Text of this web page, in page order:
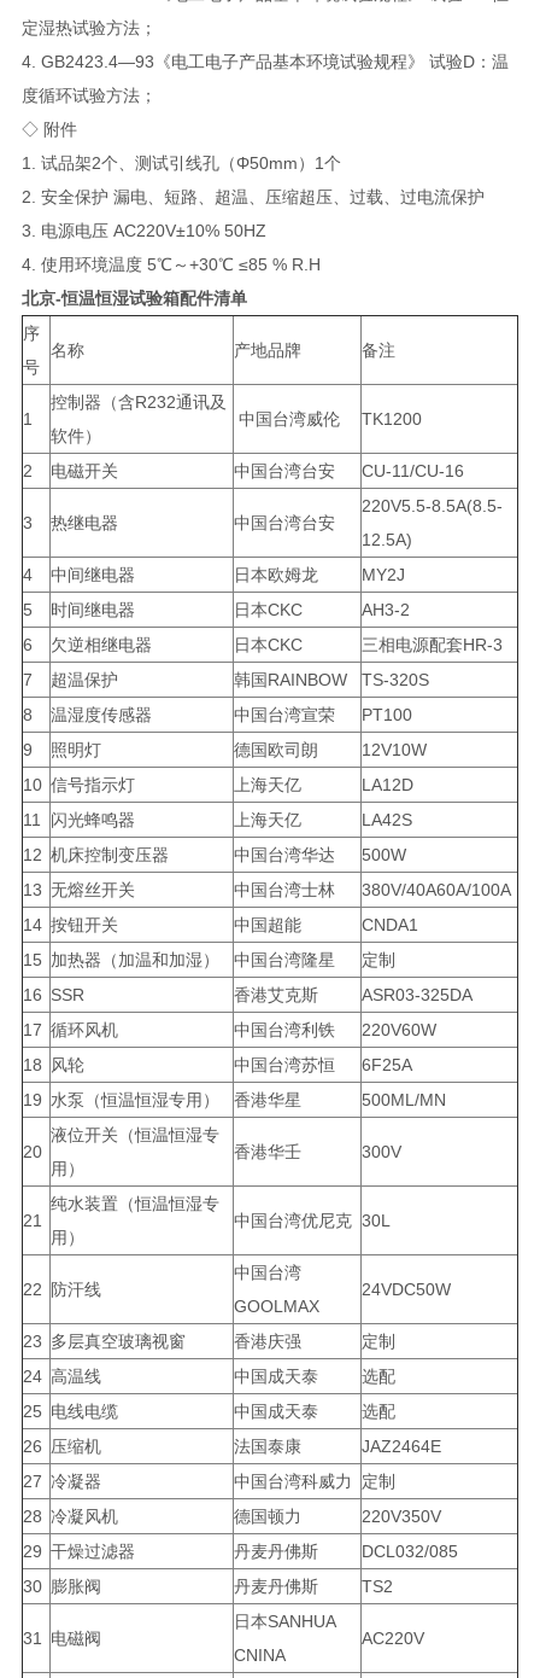
定湿热试验方法；
4. GB2423.4—93《电工电子产品基本环境试验规程》 试验D：温
度循环试验方法；
◇ 附件
1. 试品架2个、测试引线孔（Φ50mm）1个
2. 安全保护 漏电、短路、超温、压缩超压、过载、过电流保护
3. 电源电压 AC220V±10% 50HZ
4. 使用环境温度 5℃～+30℃ ≤85 % R.H
北京-恒温恒湿试验箱配件清单
序
号
名称 产地品牌 备注
1
控制器（含R232通讯及
软件）
中国台湾威伦 TK1200
2 电磁开关 中国台湾台安 CU-11/CU-16
3 热继电器 中国台湾台安
220V5.5-8.5A(8.5-
12.5A)
4
中间继电器 日本欧姆龙
MY2J
5
时间继电器 日本CKC
AH3-2
6
欠逆相继电器 日本CKC
三相电源配套HR-3
7
超温保护 韩国RAINBOW
TS-320S
8
温湿度传感器 中国台湾宣荣
PT100
9
照明灯 德国欧司朗
12V10W
10 信号指示灯 上海天亿
LA12D
11
闪光蜂鸣器 上海天亿
LA42S
12 机床控制变压器 中国台湾华达
500W
13 无熔丝开关 中国台湾士林
380V/40A60A/100A
14 按钮开关 中国超能
CNDA1
15 加热器（加温和加湿） 中国台湾隆星
定制
16 SSR 香港艾克斯
ASR03-325DA
17 循环风机 中国台湾利铁
220V60W
18
风轮 中国台湾苏恒
6F25A
19 水泵（恒温恒湿专用） 香港华星 500ML/MN
20
液位开关（恒温恒湿专
用）
香港华壬 300V
21
纯水装置（恒温恒湿专
用）
中国台湾优尼克 30L
22 防汗线
中国台湾
GOOLMAX
24VDC50W
23 多层真空玻璃视窗 香港庆强
定制
24 高温线 中国成天泰
选配
25 电线电缆 中国成天泰
选配
26 压缩机 法国泰康
JAZ2464E
27 冷凝器 中国台湾科威力
定制
28 冷凝风机 德国顿力
220V350V
29 干燥过滤器 丹麦丹佛斯
DCL032/085
30 膨胀阀 丹麦丹佛斯 TS2
31 电磁阀
日本SANHUA
CNINA
AC220V